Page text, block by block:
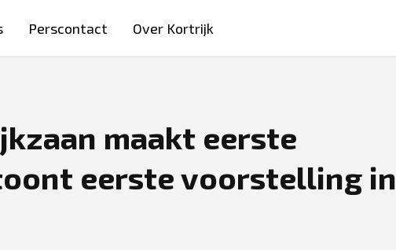
Perscontact Over Kortrijk
maakt eerste
eerste voorstelling in